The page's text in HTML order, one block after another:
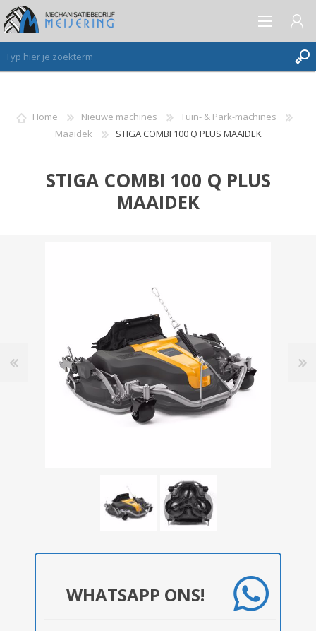
AANMELDEN ALS NIEUWE KLANT
INLOGGEN
Home Nieuwe machines
Tuin- & Park-machines
Maaidek
STIGA COMBI 100 Q PLUS MAAIDEK
STIGA COMBI 100 Q PLUS
MAAIDEK
WHATSAPP ONS!